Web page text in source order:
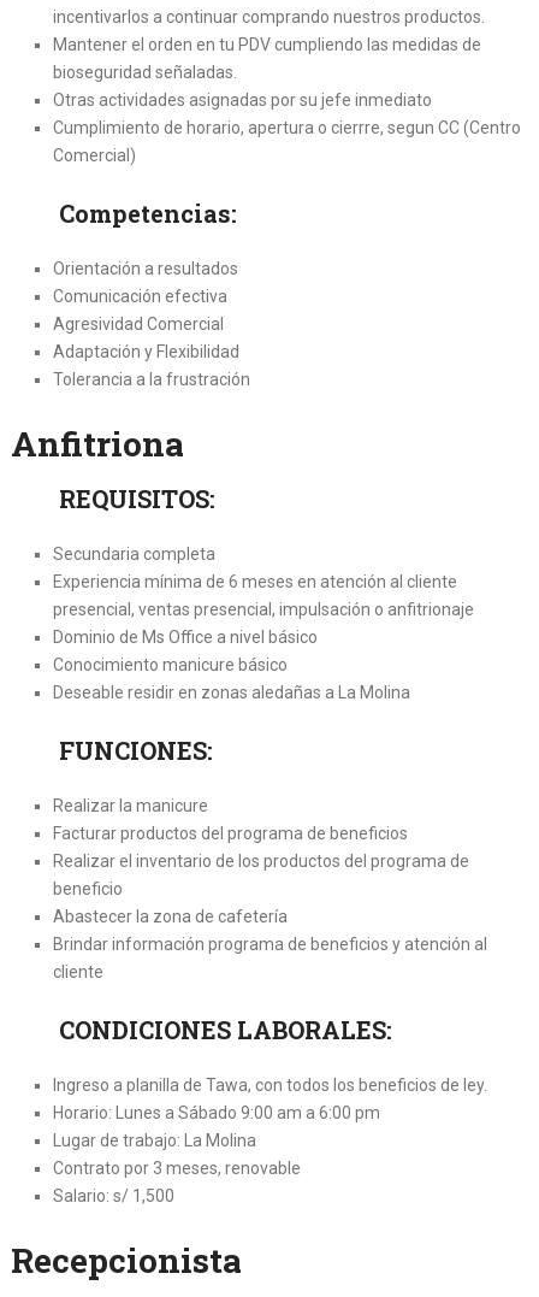
incentivarlos a continuar comprando nuestros productos.
Mantener el orden en tu PDV cumpliendo las medidas de
bioseguridad señaladas.
Otras actividades asignadas por su jefe inmediato
Cumplimiento de horario, apertura o cierrre, segun CC (Centro
Comercial)
Competencias:
Orientación a resultados
Comunicación efectiva
Agresividad Comercial
Adaptación y Flexibilidad
Tolerancia a la frustración
Anfitriona
REQUISITOS:
Secundaria completa
Experiencia mínima de 6 meses en atención al cliente
presencial, ventas presencial, impulsación o anfitrionaje
Dominio de Ms Office a nivel básico
Conocimiento manicure básico
Deseable residir en zonas aledañas a La Molina
FUNCIONES:
Realizar la manicure
Facturar productos del programa de beneficios
Realizar el inventario de los productos del programa de
beneficio
Abastecer la zona de cafetería
Brindar información programa de beneficios y atención al
cliente
CONDICIONES LABORALES:
Ingreso a planilla de Tawa, con todos los beneficios de ley.
Horario: Lunes a Sábado 9:00 am a 6:00 pm
Lugar de trabajo: La Molina
Contrato por 3 meses, renovable
Salario: s/ 1,500
Recepcionista